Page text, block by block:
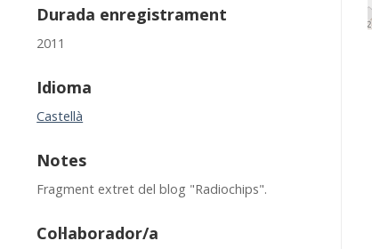
Durada enregistrament
2011
Idioma
Castellà
Notes
Fragment extret del blog "Radiochips".
Col·laborador/a